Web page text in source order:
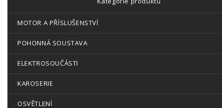
MOTOR A PŘÍSLUŠENSTVÍ
POHONNÁ SOUSTAVA
ELEKTROSOUČÁSTI
KAROSERIE
OSVĚTLENÍ